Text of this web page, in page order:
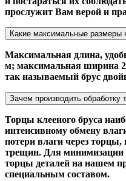
прослужит Вам верой и
Какие максимальные размеры
Максимальная длина,
м; максимальная ширина
так называемый брус
Зачем производить обработку
Торцы клееного бруса
интенсивному обмену
потери влаги через
трещин. Для минимизации
торцы деталей на нашем
специальным составом.